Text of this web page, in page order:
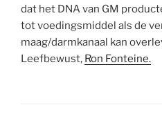
dat het DNA van GM
tot voedingsmiddel als de
maag/darmkanaal kan
Leefbewust, Ron Fonteine.